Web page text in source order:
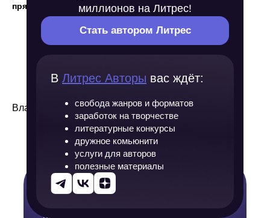
миллионов на Литрес!
Стать автором Литрес
В Литрес Авторы вас ждёт:
свобода жанров и форматов
заработок на творчестве
литературные конкурсы
дружное комьюнити
услуги для авторов
полезные материалы
прямой речью
иногда очень выигрышно.
Владимир Сорокин «Очередь»
Заключение